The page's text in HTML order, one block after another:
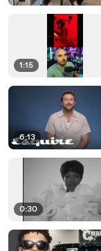
1:15
6:13
0:30